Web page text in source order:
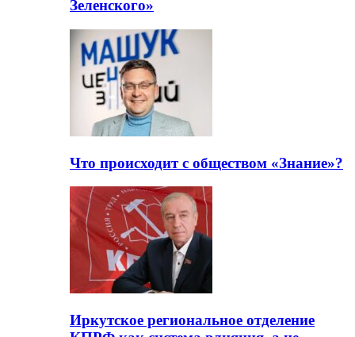
Зеленского»
Что происходит с обществом «Знание»?
Иркутское региональное отделение